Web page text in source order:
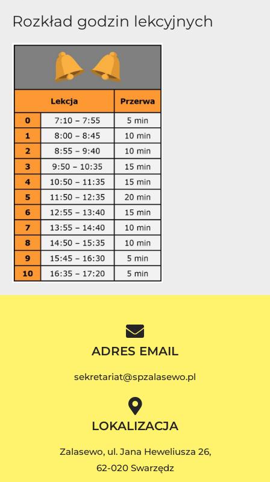
Rozkład godzin lekcyjnych
ADRES EMAIL
sekretariat@spzalasewo.pl
LOKALIZACJA
Zalasewo, ul. Jana Heweliusza 26,
62-020 Swarzędz